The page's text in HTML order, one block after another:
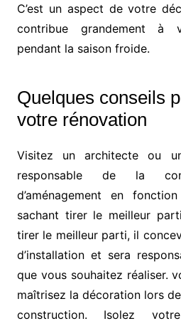
C’est un aspect de votre
contribue grandement à
pendant la saison froide.
Quelques conseils
votre rénovation
Visitez un architecte ou
responsable de la
d’aménagement en
sachant tirer le meilleur
tirer le meilleur parti, il
d’installation et sera
que vous souhaitez réaliser.
maîtrisez la décoration lors
construction. Isolez